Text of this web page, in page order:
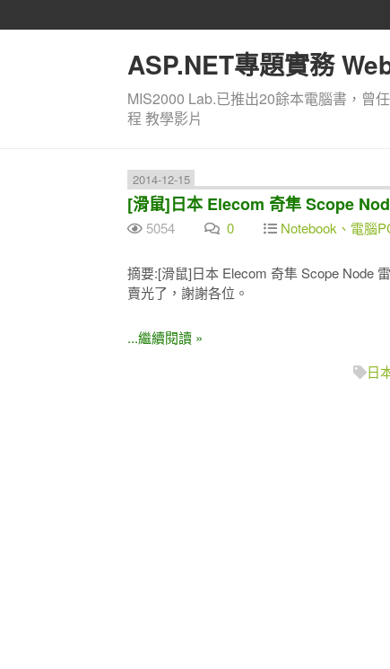
ASP.NET專題實務
MIS2000 Lab.已推出20餘本電腦書，曾
程 教學影片
2014-12-15
[滑鼠]日本 Elecom 奇隼 Scope
5054 0 Notebook、電腦
摘要:[滑鼠]日本 Elecom 奇隼 Scope Node
賣光了，謝謝各位。
...繼續閱讀 »
日